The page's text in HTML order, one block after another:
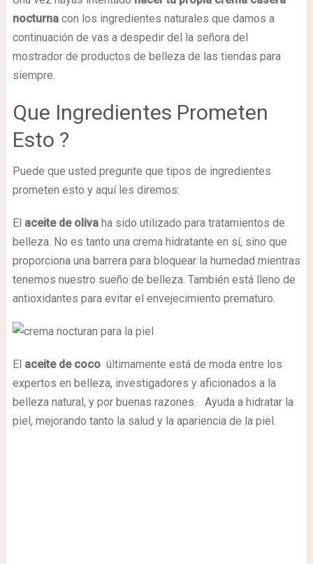
nocturnacon los ingredientes naturales que damos a
continuación de vas a despedir del la señora del
mostrador de productos de belleza de las tiendas para
siempre.
Que Ingredientes Prometen
Esto ?
Puede que usted pregunte que tipos de ingredientes
prometen esto y aquí les diremos:
El aceite de olivaha sido utilizado para tratamientos de
belleza. No es tanto una crema hidratante en sí, sino que
proporciona una barrera para bloquear la humedad mientras
tenemos nuestro sueño de belleza. También está lleno de
antioxidantes para evitar el envejecimiento prematuro.
El aceite de cocoúltimamente está de moda entre los
expertos en belleza, investigadores y aficionados a la
belleza natural, y por buenas razones. Ayuda a hidratar la
piel, mejorando tanto la salud y la apariencia de la piel.